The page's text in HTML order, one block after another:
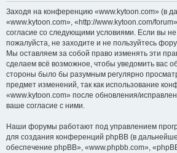
Заходя на конференцию «www.kytoon.com» (в
«www.kytoon.com», «http://www.kytoon.com/
согласие со следующими условиями. Если вы
пожалуйста, не заходите и не пользуйтесь
Мы оставляем за собой право изменять эти
сделаем всё возможное, чтобы уведомить вас
стороны было бы разумным регулярно
предмет изменений, так как использование
«www.kytoon.com» после обновления/
ваше согласие с ними.
Наши форумы работают под управлением
для создания конференций phpBB (в
обеспечение phpBB», «www.phpbb.com»,